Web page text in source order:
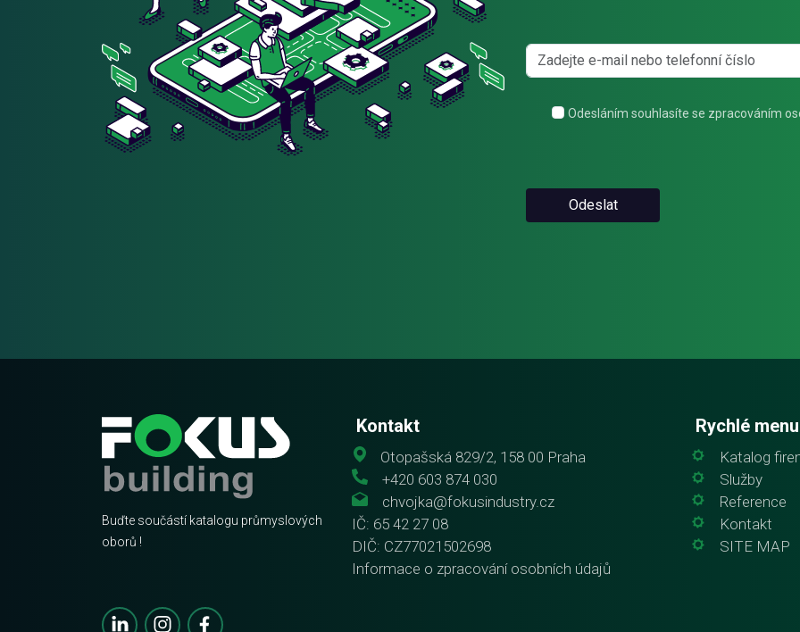
Odesláním souhlasíte se zpracováním
Odeslat
Buďte součástí katalogu průmyslových
oborů !
Kontakt
Otopašská 829/2, 158 00 Praha
+420 603 874 030
chvojka@fokusindustry.cz
IČ: 65 42 27 08
DIČ: CZ77021502698
Informace o zpracování osobních údajů
Rychlé menu
Katalog
Služby
Reference
Kontakt
SITE MAP